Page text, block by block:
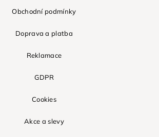
Obchodní podmínky
Doprava a platba
Reklamace
GDPR
Cookies
Akce a slevy